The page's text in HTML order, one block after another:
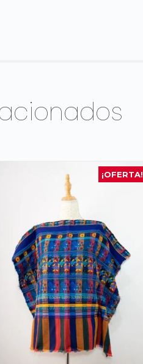
¡OFERTA!